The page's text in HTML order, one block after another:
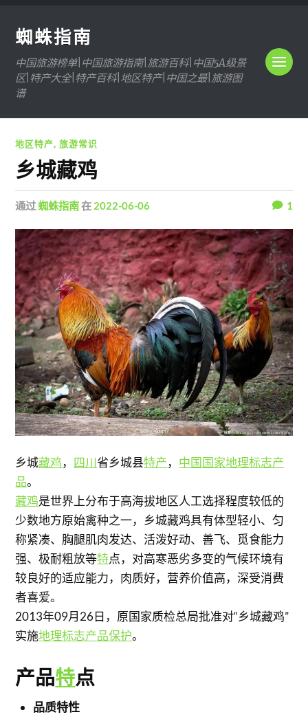
蜘蛛指南
中国旅游榜单|中国旅游指南|旅游百科|中国5A级景
区|特产大全|特产百科|地区特产|中国之最|旅游图
谱
地区特产,旅游常识
乡城藏鸡
通过蜘蛛指南在 2022-06-06 1
乡城藏鸡， 四川省乡城县特产， 中国国家地理标志产
品。
藏鸡是世界上分布于高海拔地区人工选择程度较低的
少数地方原始禽种之一，乡城藏鸡具有体型轻小、匀
称紧凑、胸腿肌肉发达、活泼好动、善飞、觅食能力
强、极耐粗放等特点，对高寒恶劣多变的气候环境有
较良好的适应能力，肉质好，营养价值高，深受消费
者喜爱。
2013年09月26日，原国家质检总局批准对“乡城藏鸡”
实施地理标志产品保护。
产品特点
品质特性